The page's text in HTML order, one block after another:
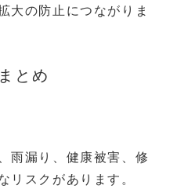
大の防止につながりま
とめ
雨漏り、健康被害、修
リスクがあります。